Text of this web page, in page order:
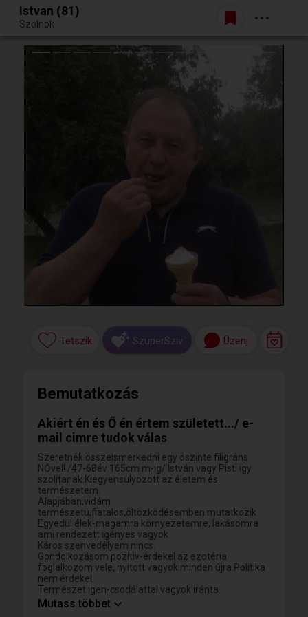
Egy jó randiból bármi lehet.
Belépés
Istvan (81)
Szolnok
Tetszik SzuperSzív Üzenj
Bemutatkozás
Akiért én és Ő én értem született.../ e-
mail cimre tudok válas
Szeretnék összeismerkedni egy öszinte filigráns
NŐvel! /47-68év 165cm m-ig/ István vagy Pisti igy
szolitanak.Kiegyensulyozott az életem és
természetem.
Alapjában,vidám
természetü,fiatalos,öltözködésemben mutatkozik.
Egyedül élek-magamra környezetemre, lakásomra
ami rendezett igényes vagyok.
Káros szenvedélyem nincs.
Gondolkozásom pozitiv-érdekel az ezotéria
foglalkozom vele, nyitott vagyok minden újra.Politika
nem érdekel.
Természet igen-csodálattal vagyok iránta.
(tavasz,ősz,felhők,csillagok amik elbüvölnek.)
Mutass többet